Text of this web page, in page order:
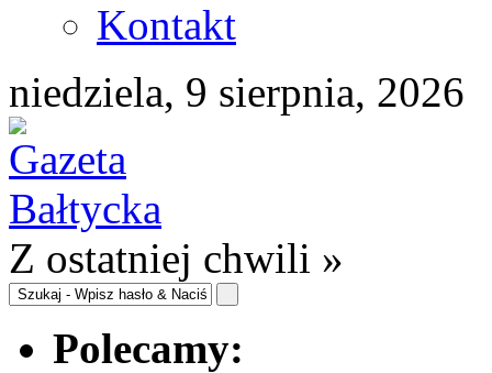
Kontakt
niedziela, 9 sierpnia, 2026
Z ostatniej chwili »
Polecamy: